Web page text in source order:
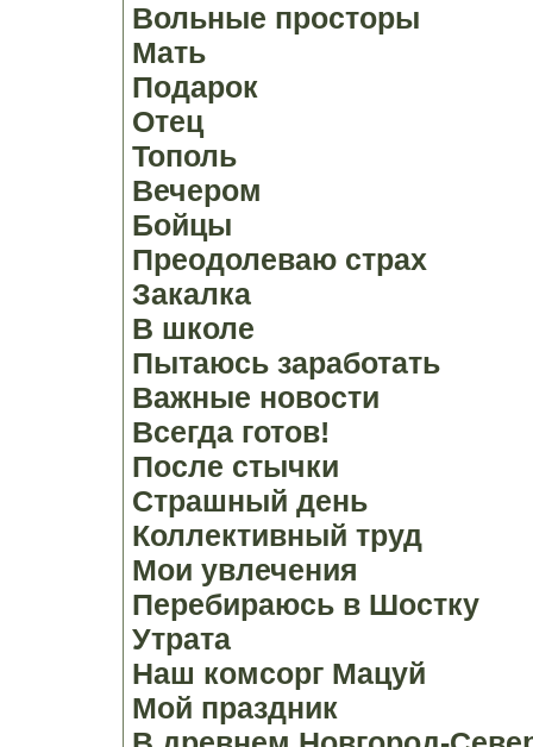
Вольные просторы
Мать
Подарок
Отец
Тополь
Вечером
Бойцы
Преодолеваю страх
Закалка
В школе
Пытаюсь заработать
Важные новости
Всегда готов!
После стычки
Страшный день
Коллективный труд
Мои увлечения
Перебираюсь в Шостку
Утрата
Наш комсорг Мацуй
Мой праздник